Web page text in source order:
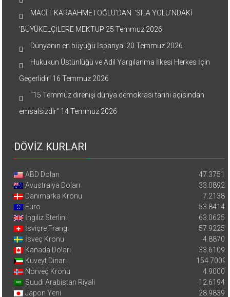
MACİT KARAAHMETOĞLU’DAN ‘SILA YOLU’NDAKİ
’BÜYÜKELÇİLERE MEKTUP 25 Temmuz 2026
Dünyanın en büyüğü İspanya! 20 Temmuz 2026
Hukukun Üstünlüğü ve Adil Yargılanma İlkesi Herkes İçin
Geçerlidir! 16 Temmuz 2026
“15 Temmuz direnişi dünya demokrasi tarihi açısından
emsalsizdir” 14 Temmuz 2026
DÖVİZ KURLARI
ABD Doları
47.3751
Avustralya Doları
33.0892
Danimarka Kronu
7.2138
Euro
53.8414
İngiliz Sterlini
63.0625
İsviçre Frangı
57.9225
İsveç Kronu
4.8870
Kanada Doları
33.6109
Kuveyt Dinarı
154.7009
Norveç Kronu
4.9000
Suudi Arabistan Riyali
12.6194
Japon Yeni
28.9839